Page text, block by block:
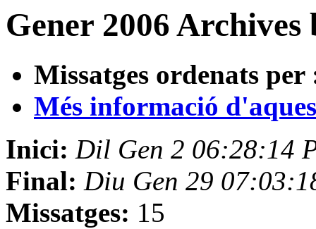
Gener 2006 Archives
Missatges ordenats per
Més informació
Inici: Dil Gen 2 06:28:14
Final: Diu Gen 29
Missatges: 15